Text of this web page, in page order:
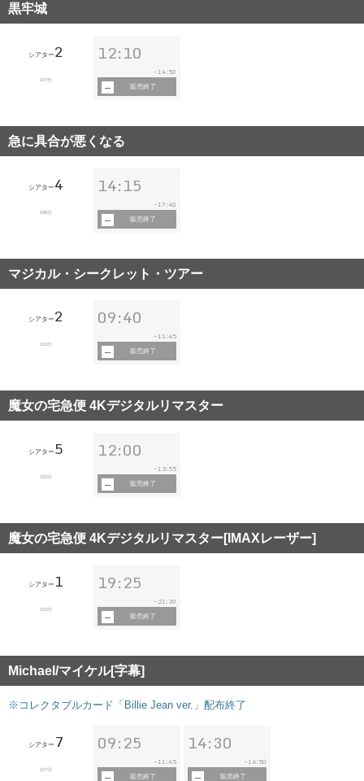
黒牢城
シアター2
147分
12:10
~14:50
販売終了
急に具合が悪くなる
シアター4
196分
14:15
~ 17:40
販売終了
マジカル・シークレット・ツアー
シアター2
116分
09:40
~11:45
販売終了
魔女の宅急便 4Kデジタルリマスター
シアター5
102分
12:00
~13:55
販売終了
魔女の宅急便 4Kデジタルリマスター[IMAXレーザー]
シアター 1
102分
19:25
~ 21:20
販売終了
Michael/マイケル[字幕]
※コレクタブルカード「Billie Jean ver.」配布終了
シアター 7
127分
09:25
~ 11:45
販売終了
14:30
~ 16:50
販売終了